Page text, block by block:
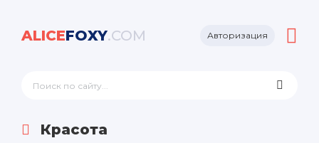
ALICEFOXY.COM Авторизация
Красота